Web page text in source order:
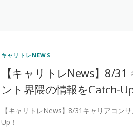
キャリトレNEWS
【キャリトレNews】8/
ント界隈の情報をCatch-Up
【キャリトレNews】8/31キャリアコン
Up！